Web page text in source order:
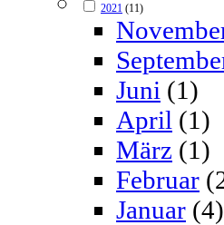
2021 (11)
Juni (1)
April (1)
März (1)
Februar
Januar (4)